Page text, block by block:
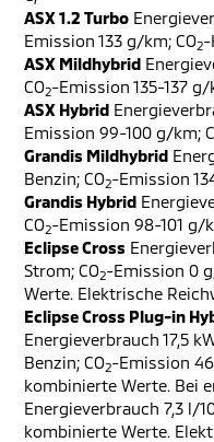
ASX 1.2 Turbo
Emission 133 g/km; CO2-
ASX Mildhybrid
CO2-Emission 135-137 g/
ASX Hybrid
Emission 99-100 g/km;
Grandis Mildhybrid
Benzin; CO2-Emission
Grandis Hybrid
CO2-Emission 98-101 g/
Eclipse Cross
Strom; CO2-Emission 0
Werte. Elektrische
Eclipse Cross Plug-in
Energieverbrauch 17,5
Benzin; CO2-Emission
kombinierte Werte. Bei
Energieverbrauch 7,3 l/
kombinierte Werte.